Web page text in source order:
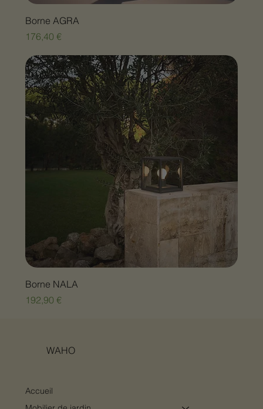
Borne AGRA
Prix
176,40 €
Borne NALA
Prix
192,90 €
WAHO
Accueil